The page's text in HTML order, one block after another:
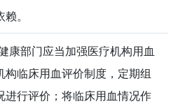
。
康部门应当加强医疗机构用血
临床用血评价制度，定期组
行评价；将临床用血情况作